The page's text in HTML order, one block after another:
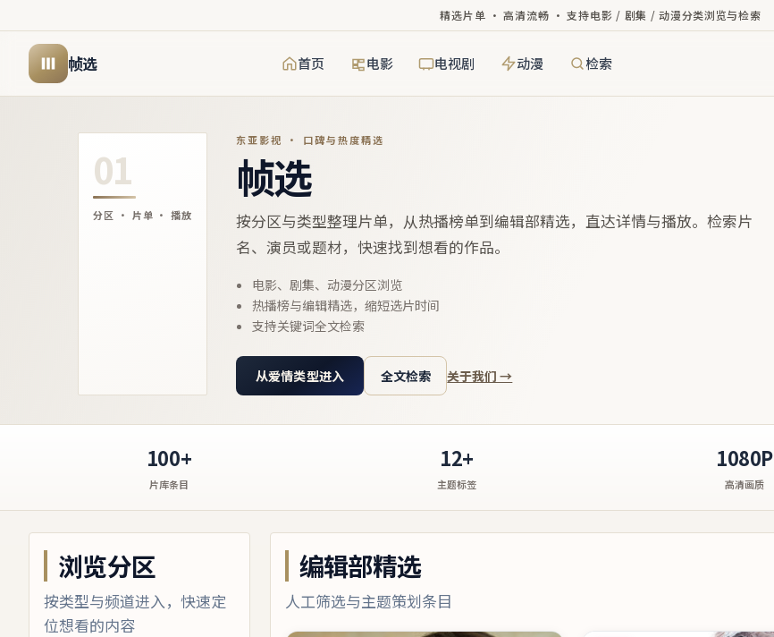
精选片单 · 高清流畅 · 支持电影 / 剧集 / 动漫分类浏览与检索
帧选 首页 电影 电视剧 动漫 检索
01
分区 · 片单 · 播放
东亚影视 · 口碑与热度精选
帧选
按分区与类型整理片单，从热播榜单到编辑部精选，直达详情与播放。检索片
名、演员或题材，快速找到想看的作品。
电影、剧集、动漫分区浏览
热播榜与编辑精选，缩短选片时间
支持关键词全文检索
从爱情类型进入 全文检索 关于我们 →
100+
片库条目
12+
主题标签
1080P
高清画质
浏览分区
按类型与频道进入，快速定
位想看的内容
编辑部精选
人工筛选与主题策划条目